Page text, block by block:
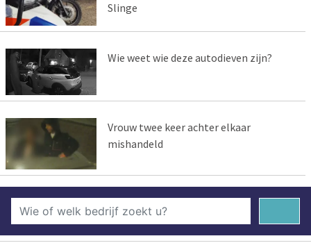
Slinge
Wie weet wie deze autodieven zijn?
Vrouw twee keer achter elkaar
mishandeld